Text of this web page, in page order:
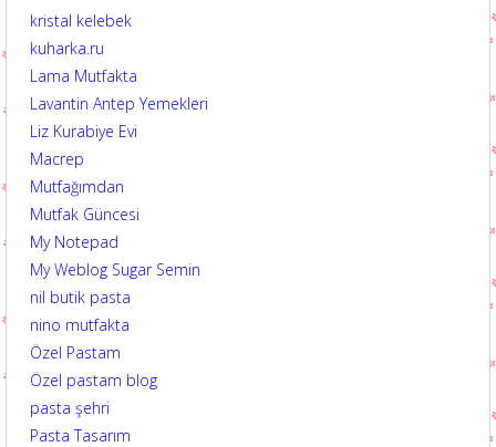
kristal kelebek
kuharka.ru
Lama Mutfakta
Lavantin Antep Yemekleri
Liz Kurabiye Evi
Macrep
Mutfağımdan
Mutfak Güncesi
My Notepad
My Weblog Sugar Semin
nil butik pasta
nino mutfakta
Özel Pastam
Özel pastam blog
pasta şehri
Pasta Tasarım